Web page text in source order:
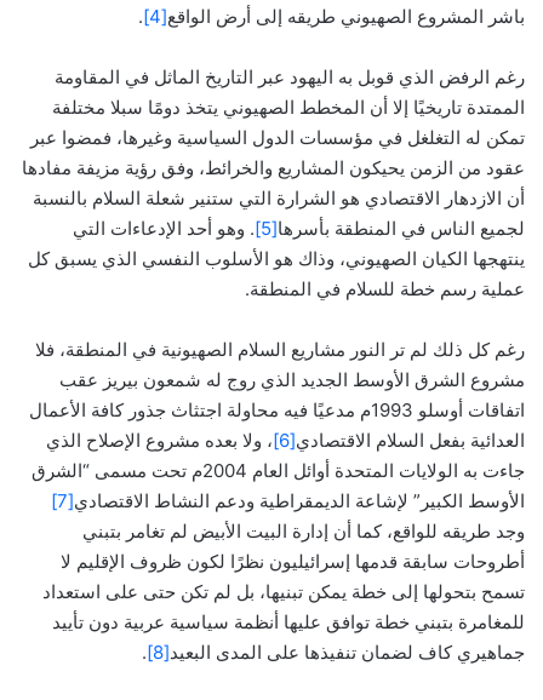
باشر المشروع الصهيوني طريقه إلى أرض الواقع[4]
.
رغم الرفض الذي قوبل به اليهود عبر التاريخ الماثل في المقاومة
الممتدة تاريخيًا إلا أن المخطط الصهيوني يتخذ دومًا سبلا مختلفة
تمكن له التغلغل في مؤسسات الدول السياسية وغيرها، فمضوا عبر
عقود من الزمن يحيكون المشاريع والخرائط، وفق رؤية مزيفة مفادها
أن الازدهار الاقتصادي هو الشرارة التي ستنير شعلة السلام بالنسبة
لجميع الناس في المنطقة بأسرها[5]
. وهو أحد الإدعاءات التي
ينتهجها الكيان الصهيوني، وذاك هو الأسلوب النفسي الذي يسبق كل
عملية رسم خطة للسلام في المنطقة.
رغم كل ذلك لم تر النور مشاريع السلام الصهيونية في المنطقة، فلا
مشروع الشرق الأوسط الجديد الذي روج له شمعون بيريز عقب
اتفاقات أوسلو 1993م مدعيًا فيه محاولة اجتثاث جذور كافة الأعمال
العدائية بفعل السلام الاقتصادي[6]
، ولا بعده مشروع الإصلاح الذي
جاءت به الولايات المتحدة أوائل العام 2004م تحت مسمى “الشرق
الأوسط الكبير” لإشاعة الديمقراطية ودعم النشاط الاقتصادي[7]
وجد طريقه للواقع، كما أن إدارة البيت الأبيض لم تغامر بتبني
أطروحات سابقة قدمها إسرائيليون نظرًا لكون ظروف الإقليم لا
تسمح بتحولها إلى خطة يمكن تبنيها، بل لم تكن حتى على استعداد
للمغامرة بتبني خطة توافق عليها أنظمة سياسية عربية دون تأييد
جماهيري كاف لضمان تنفيذها على المدى البعيد[8]
.